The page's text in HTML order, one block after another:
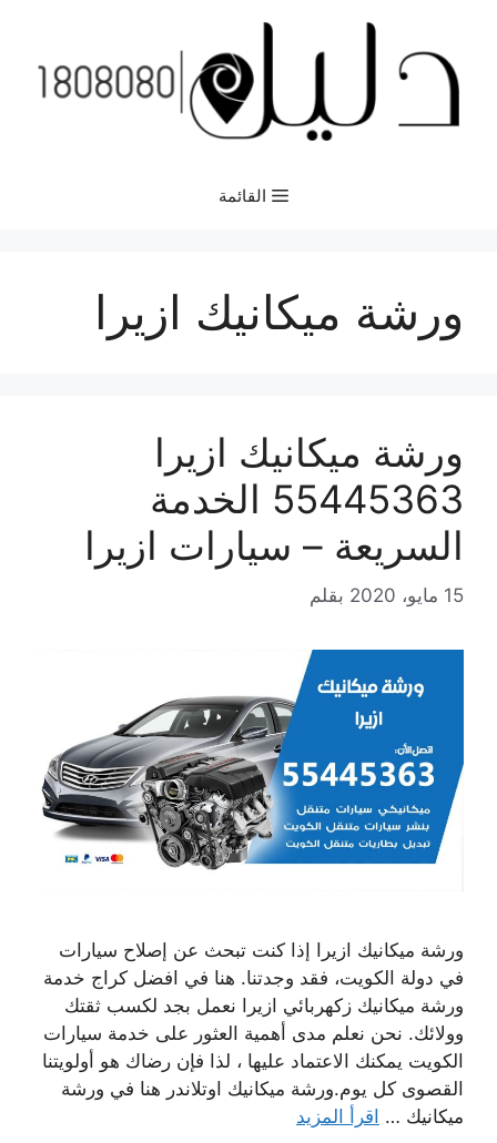
المحتوى
القائمة
ورشة ميكانيك ازيرا
ورشة ميكانيك ازيرا
55445363 الخدمة
السريعة – سيارات ازيرا
15 مايو، 2020 بقلم
ورشة ميكانيك ازيرا إذا كنت تبحث عن إصلاح سيارات
في دولة الكويت، فقد وجدتنا. هنا في افضل كراج خدمة
ورشة ميكانيك زكهربائي ازيرا نعمل بجد لكسب ثقتك
وولائك. نحن نعلم مدى أهمية العثور على خدمة سيارات
الكويت يمكنك الاعتماد عليها ، لذا فإن رضاك ​​هو أولويتنا
القصوى كل يوم.ورشة ميكانيك اوتلاندر هنا في ورشة
ميكانيك … اقرأ المزيد